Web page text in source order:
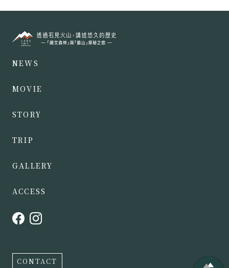
NEWS
MOVIE
STORY
TRIP
GALLERY
ACCESS
CONTACT